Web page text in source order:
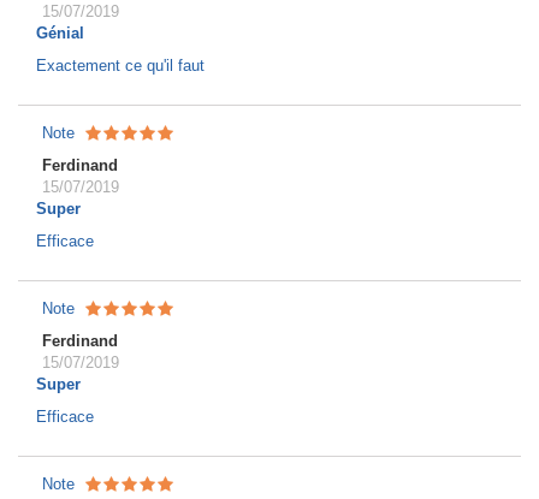
15/07/2019
Génial
Exactement ce qu'il faut
Note
Ferdinand
15/07/2019
Super
Efficace
Note
Ferdinand
15/07/2019
Super
Efficace
Note